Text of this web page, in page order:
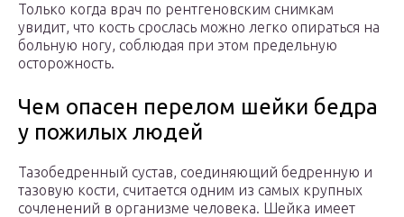
Только когда врач по рентгеновским снимкам
увидит, что кость срослась можно легко опираться на
больную ногу, соблюдая при этом предельную
осторожность.
Чем опасен перелом шейки бедра
у пожилых людей
Тазобедренный сустав, соединяющий бедренную и
тазовую кости, считается одним из самых крупных
сочленений в организме человека. Шейка имеет